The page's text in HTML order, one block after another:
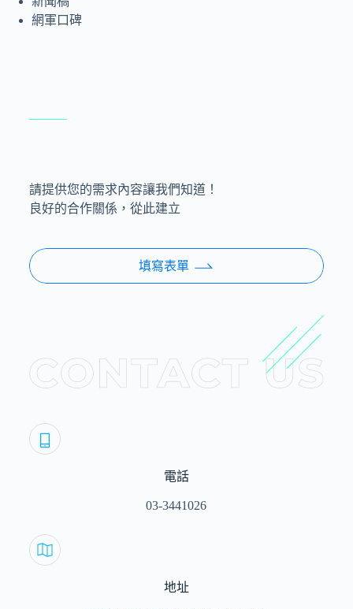
網軍口碑
請提供您的需求內容讓我們知道！
良好的合作關係，從此建立
填寫表單
電話
03-3441026
地址